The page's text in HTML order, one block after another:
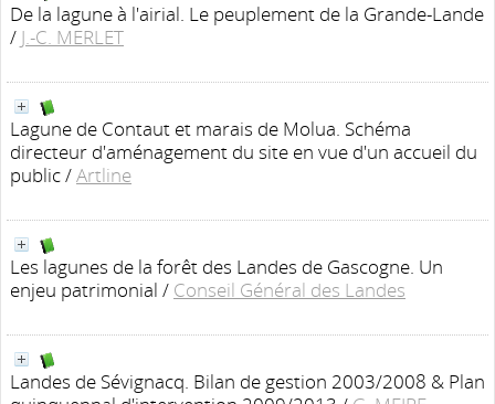
De la lagune à l'airial. Le peuplement de la Grande-Lande
/ J.-C. MERLET
Lagune de Contaut et marais de Molua. Schéma
directeur d'aménagement du site en vue d'un accueil du
public/Artline
Les lagunes de la forêt des Landes de Gascogne. Un
enjeu patrimonial / Conseil Général des Landes
Landes de Sévignacq. Bilan de gestion 2003/2008 & Plan